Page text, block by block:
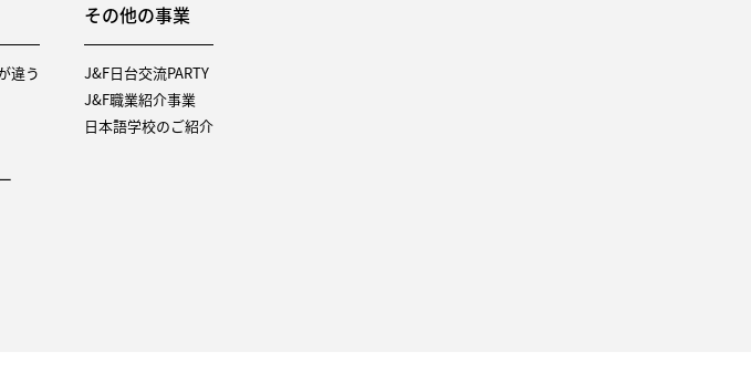
違う
その他の事業
J&F日台交流PARTY
J&F職業紹介事業
日本語学校のご紹介